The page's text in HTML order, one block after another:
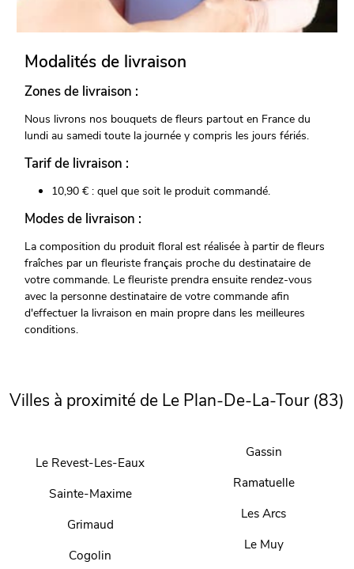
Modalités de livraison
Zones de livraison :
Nous livrons nos bouquets de fleurs partout en France du
lundi au samedi toute la journée y compris les jours fériés.
Tarif de livraison :
10,90 € : quel que soit le produit commandé.
Modes de livraison :
La composition du produit floral est réalisée à partir de fleurs
fraîches par un fleuriste français proche du destinataire de
votre commande. Le fleuriste prendra ensuite rendez-vous
avec la personne destinataire de votre commande afin
d'effectuer la livraison en main propre dans les meilleures
conditions.
Villes à proximité de Le Plan-De-La-Tour (83)
Le Revest-Les-Eaux
Sainte-Maxime
Grimaud
Cogolin
Gassin
Ramatuelle
Les Arcs
Le Muy